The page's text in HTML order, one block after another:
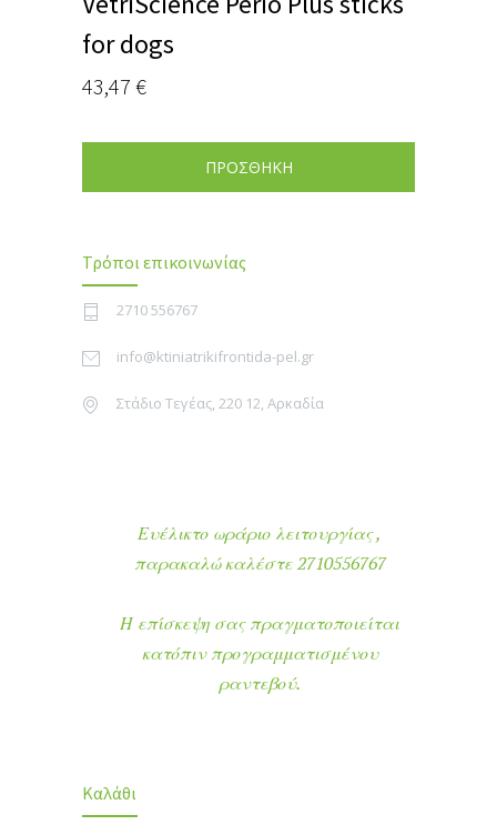
for dogs
43,47 €
ΠΡΟΣΘΗΚΗ
Τρόποι επικοινωνίας
2710 556767
info@ktiniatrikifrontida-pel.gr
Στάδιο Τεγέας, 220 12, Αρκαδία
Ευέλικτο ωράριο λειτουργίας ,
παρακαλώ καλέστε 2710556767
Η επίσκεψη σας πραγματοποιείται
κατόπιν προγραμματισμένου
ραντεβού.
Καλάθι